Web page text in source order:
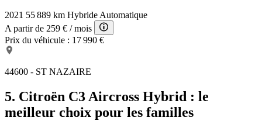
2021 55 889 km Hybride Automatique
A partir de 259 € / mois
Prix du véhicule : 17 990 €
44600 - ST NAZAIRE
5. Citroën C3 Aircross Hybrid : le
meilleur choix pour les familles